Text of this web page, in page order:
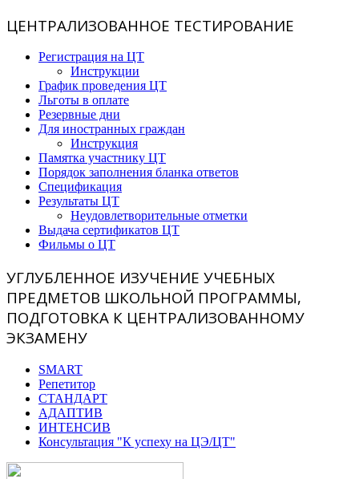
ЦЕНТРАЛИЗОВАННОЕ ТЕСТИРОВАНИЕ
Регистрация на ЦТ
Инструкции
График проведения ЦТ
Льготы в оплате
Резервные дни
Для иностранных граждан
Инструкция
Памятка участнику ЦТ
Порядок заполнения бланка ответов
Спецификация
Результаты ЦТ
Неудовлетворительные отметки
Выдача сертификатов ЦТ
Фильмы о ЦТ
УГЛУБЛЕННОЕ ИЗУЧЕНИЕ УЧЕБНЫХ
ПРЕДМЕТОВ ШКОЛЬНОЙ ПРОГРАММЫ,
ПОДГОТОВКА К ЦЕНТРАЛИЗОВАННОМУ
ЭКЗАМЕНУ
SMART
Репетитор
СТАНДАРТ
АДАПТИВ
ИНТЕНСИВ
Консультация "К успеху на ЦЭ/ЦТ"